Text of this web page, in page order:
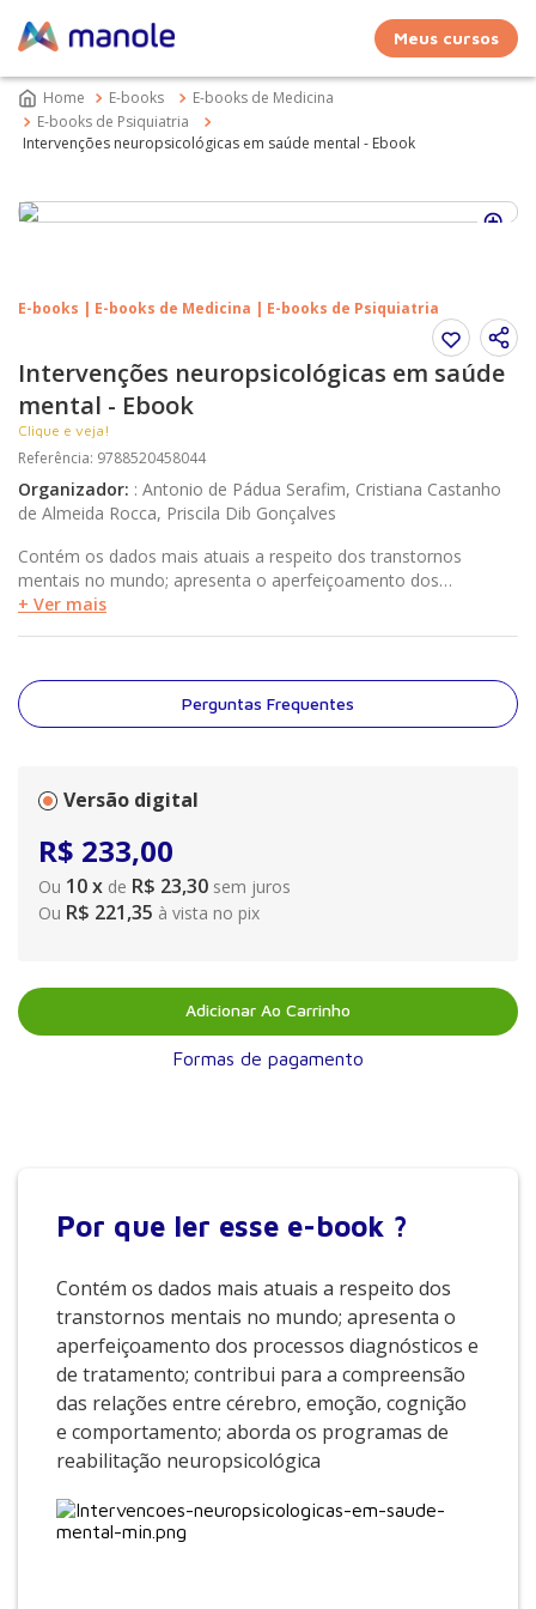
Meus cursos
E-books
E-books de Medicina
E-books de Psiquiatria
Intervenções neuropsicológicas em saúde mental - Ebook
E-books | E-books de Medicina | E-books de Psiquiatria
Intervenções neuropsicológicas em saúde
mental - Ebook
Clique e veja!
Referência: 9788520458044
Organizador: : Antonio de Pádua Serafim, Cristiana Castanho
de Almeida Rocca, Priscila Dib Gonçalves
Contém os dados mais atuais a respeito dos transtornos
mentais no mundo; apresenta o aperfeiçoamento dos
processos diagnósticos e de tratamento; contribui para a
neuropsicológica
+ Ver mais
Perguntas Frequentes
Versão digital
R$ 233,00
Ou 10x de R$ 23,30 sem juros
Ou R$ 221,35 à vista no pix
Adicionar Ao Carrinho
Formas de pagamento
Por que ler esse e-book ?
Contém os dados mais atuais a respeito dos
transtornos mentais no mundo; apresenta o
aperfeiçoamento dos processos diagnósticos e
de tratamento; contribui para a compreensão
das relações entre cérebro, emoção, cognição
e comportamento; aborda os programas de
reabilitação neuropsicológica